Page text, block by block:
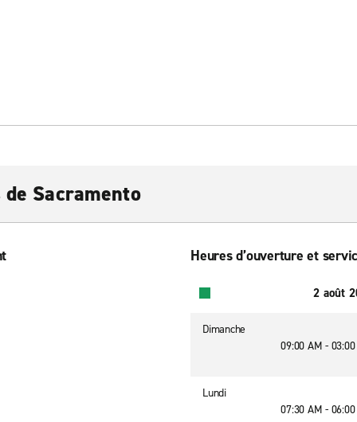
Sacramento
Heures d’ouverture et
2 août
Dimanche
09:00 AM -
Lundi
07:30 AM -